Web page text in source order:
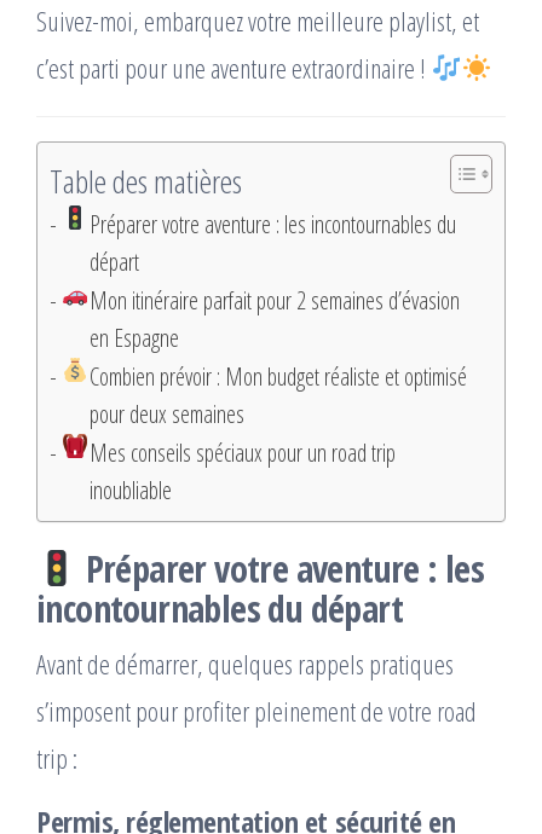
Suivez-moi, embarquez votre meilleure playlist, et
c’est parti pour une aventure extraordinaire !
Table des matières
Préparer votre aventure : les incontournables du
départ
Mon itinéraire parfait pour 2 semaines d’évasion
en Espagne
Combien prévoir : Mon budget réaliste et optimisé
pour deux semaines
Mes conseils spéciaux pour un road trip
inoubliable
Préparer votre aventure : les
incontournables du départ
Avant de démarrer, quelques rappels pratiques
s’imposent pour profiter pleinement de votre road
trip :
Permis, réglementation et sécurité en